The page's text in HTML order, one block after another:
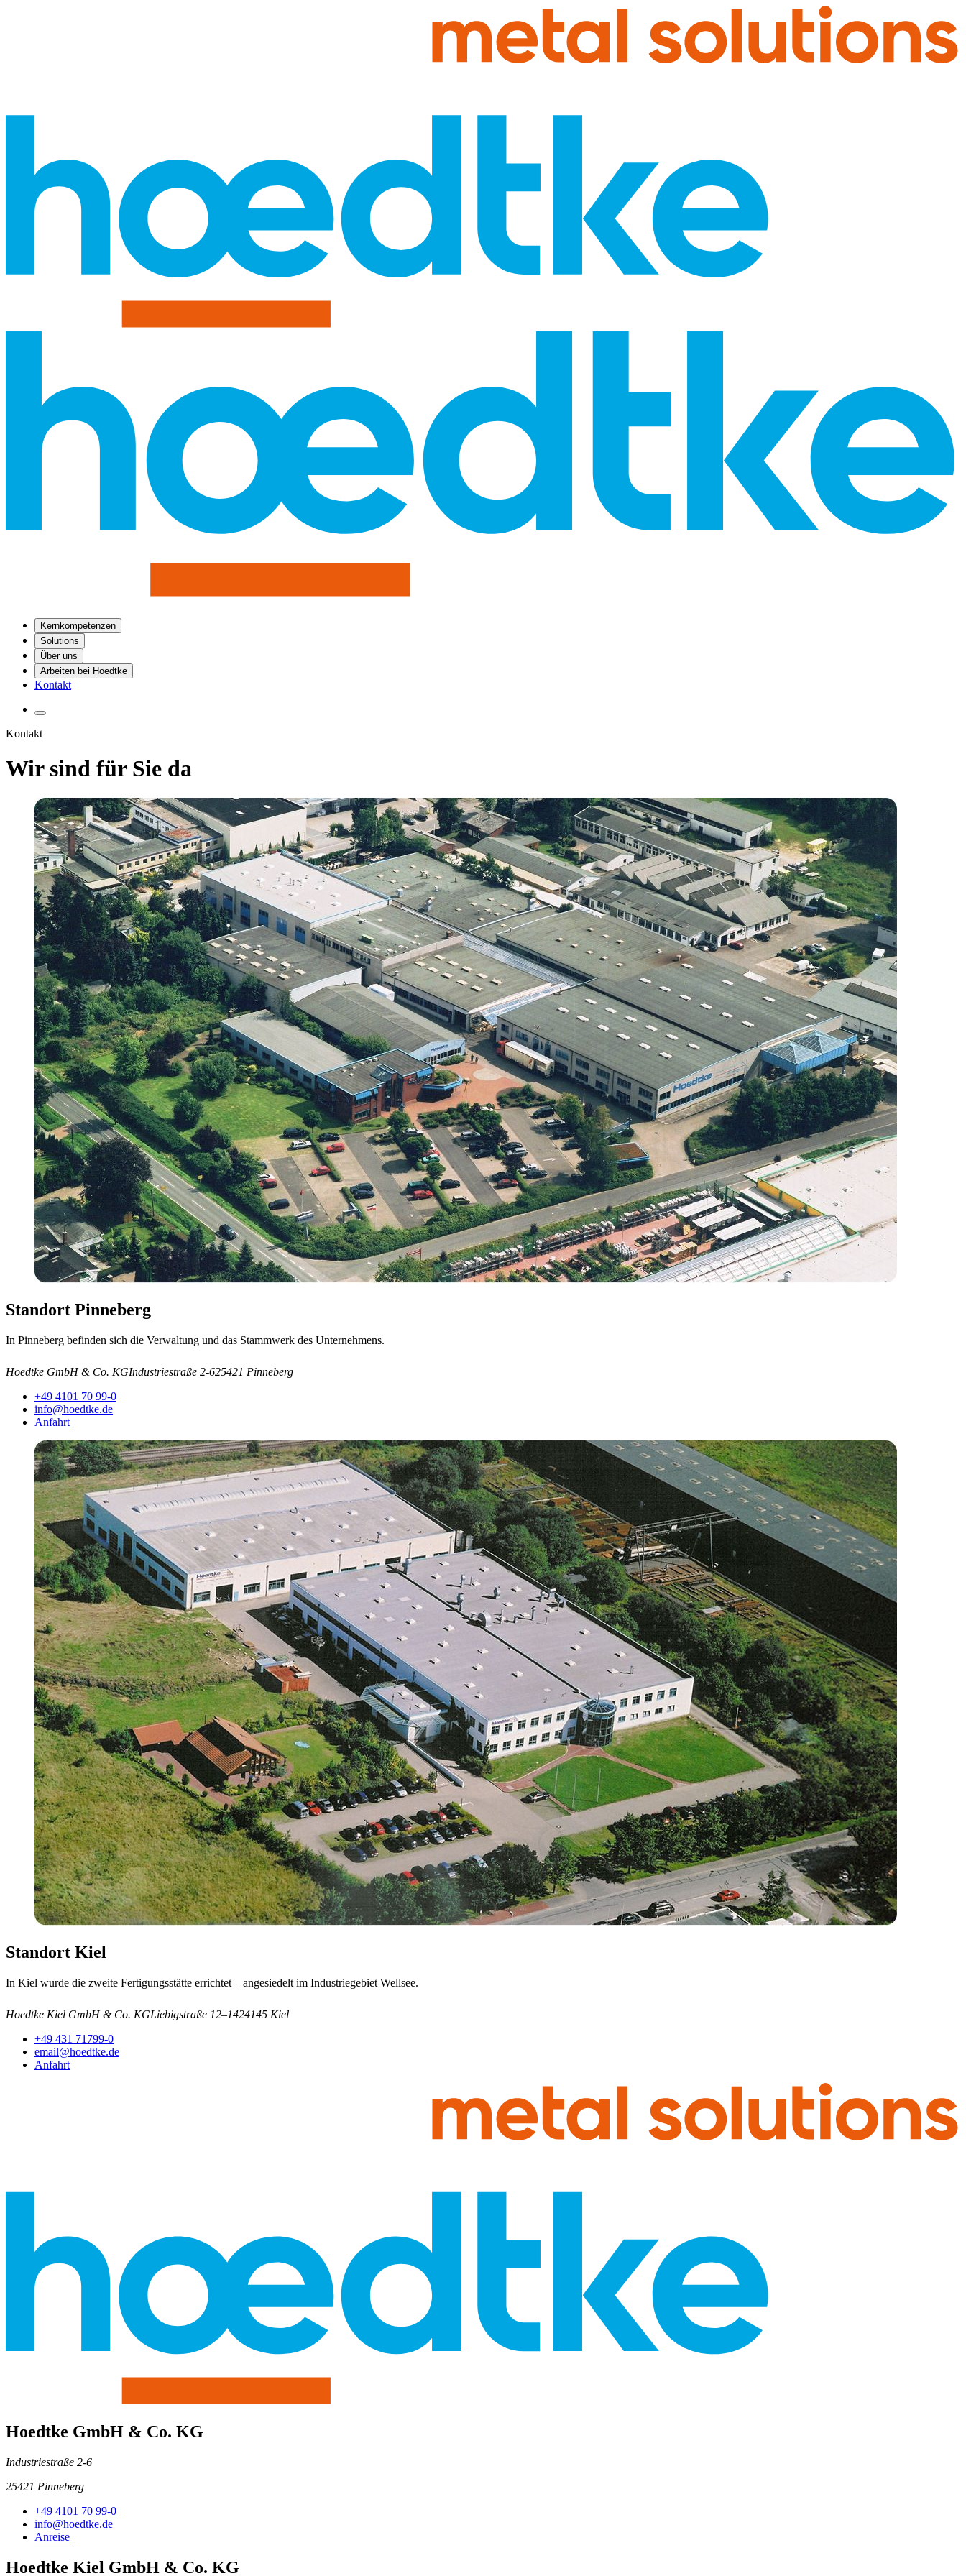
Kernkompetenzen
Solutions
Über uns
Arbeiten bei Hoedtke
Kontakt
Menü öffnen
Kontakt
Wir sind für Sie da
Standort Pinneberg
In Pinneberg befinden sich die Verwaltung und das Stammwerk des Unternehmens.
Hoedtke GmbH & Co. KGIndustriestraße 2-625421 Pinneberg
+49 4101 70 99-0
info@hoedtke.de
Anfahrt
Standort Kiel
In Kiel wurde die zweite Fertigungs­stätte errichtet – angesiedelt im Industrie­gebiet Wellsee.
Hoedtke Kiel GmbH & Co. KGLiebigstraße 12–1424145 Kiel
+49 431 71799-0
email@hoedtke.de
Anfahrt
Hoedtke GmbH & Co. KG
Industriestraße 2-6
25421 Pinneberg
+49 4101 70 99-0
info@hoedtke.de
Anreise
Hoedtke Kiel GmbH & Co. KG